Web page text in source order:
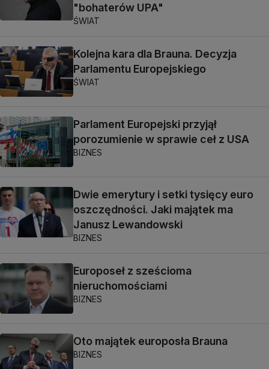
"bohaterów UPA"
ŚWIAT
Kolejna kara dla Brauna. Decyzja
Parlamentu Europejskiego
ŚWIAT
Parlament Europejski przyjął
porozumienie w sprawie ceł z USA
BIZNES
Dwie emerytury i setki tysięcy euro
oszczędności. Jaki majątek ma
Janusz Lewandowski
BIZNES
Europoseł z sześcioma
nieruchomościami
BIZNES
Oto majątek europosła Brauna
BIZNES